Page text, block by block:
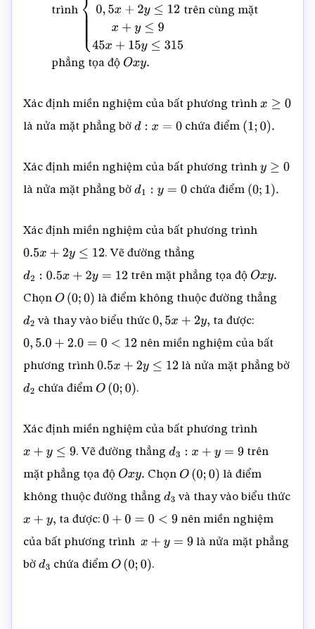
trình x 0y ≥00 5 x+2 y≤ 12x +y≤945x+ 15y≤
trên cùng mặt
phẳng tọa độ Oxy.
Xác định miền nghiệm của bất phương trình x≥ 0
là nửa mặt phẳng bờ d x =0 chứa điểm (1;0).
Xác định miền nghiệm của bất phương trình y ≥0
là nửa mặt phẳng bờ d1 y = 0 chứa điểm (0;1).
Xác định miền nghiệm của bất phương trình
0.5x+ 2 y≤12 . Vẽ đường thẳng
d2 0.5x+2 y =12 trên mặt phẳng tọa độ Oxy.
Chọn O 0;0 ) là điểm không thuộc đường thẳng
d2 và thay vào biểu thức0,5x+ 2y , ta được:
0,5.0+ 2.0=0<12
nên miền nghiệm của bất
phương trình 0.5x+ 2 y≤12 là nửa mặt phẳng bờ
d2 chứa điểm O 0;0 ) .
Xác định miền nghiệm của bất phương trình
x+ y ≤9 . Vẽ đường thẳng d3 x +y = 9
trên
mặt phẳng tọa độ Oxy. Chọn O 0;0 )
là điểm
không thuộc đường thẳng d3 và thay vào biểu thức
x+ y ta được: 0+0 =0< 9
nên miền nghiệm
của bất phương trình x+ y = 9
là nửa mặt phẳng
bờ d3 chứa điểm O 0;0 ) .